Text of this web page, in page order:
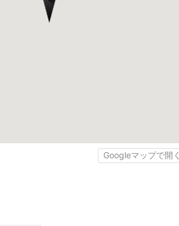
Googleマップで開く